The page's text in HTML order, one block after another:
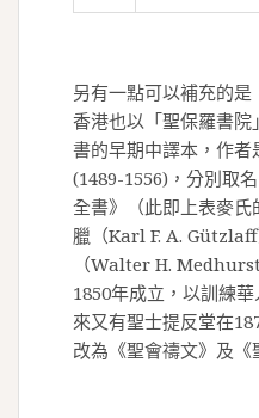
另有一點可以補充的是
香港也以「聖保羅書
書的早期中譯本，作
(1489-1556)，分別取
全書》（此即上表麥
臘（Karl F. A.
（Walter H.
1850年成立，以訓練
來又有聖士提反堂在
改為《聖會禱文》及《